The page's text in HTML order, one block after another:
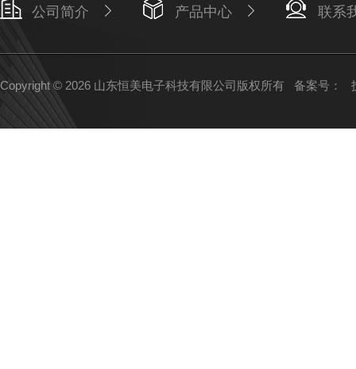
公司简介 产品中心 联系
Copyright © 2026 山东恒美电子科技有限公司版权所有 备案号：